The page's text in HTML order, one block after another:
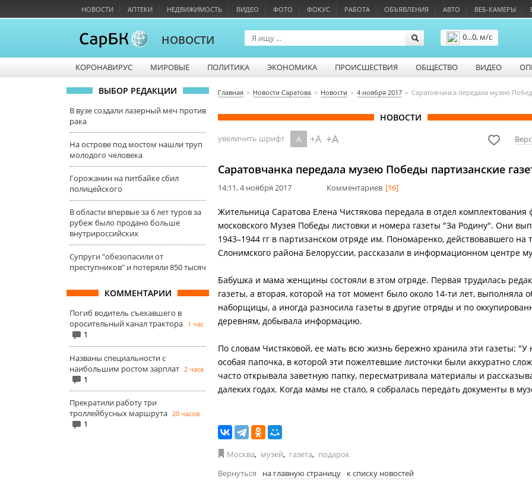
НОВОСТИ АПТЕКИ НЕДВИЖИМОСТЬ ВИДЕО ФОТО ФОКУС РАБОТА ОБЪЯВЛЕНИЯ АВТО ВЕБ-КАМЕРЫ
НОВОСТИ
0...0, м/с
КОРОНАВИРУС МИРОВЫЕ ПОЛИТИКА ЭКОНОМИКА ПРОИСШЕСТВИЯ ОБЩЕСТВО ВИДЕО
ВЫБОР РЕДАКЦИИ
В вузе создали лазерный меч против
рака
На острове под мостом нашли труп
молодого человека
Горожанин на питбайке сбил
полицейского
В области впервые за 6 лет туров за
рубеж было продано больше
внутрироссийских
Супруги "обезопасили от
преступников" и потеряли 850 тысяч
КОММЕНТАРИИ
Погиб водитель съехавшего в
оросительный канал трактора 1 час
1
Названы специальности с
наибольшим ростом зарплат 2 часа
1
Прекратили работу три
троллейбусных маршрута 20 часов
1
Главная Новости Саратова Новости 4 ноября 2017 Саратовчанка передала музею
НОВОСТИ
увеличить шрифт A +A +A
Саратовчанка передала музею Победы партизанские
14:11, 4 ноября 2017 Комментариев [16]
Жительница Саратова Елена Чистякова передала в отдел комплектования
московского Музея Победы листовки и номера газеты "За Родину". Они
1943–1944 гг в партизанском отряде им. Пономаренко, действовавшего на
Слонимского района Белоруссии, рассказали в информационном центре
Бабушка и мама женщины состояли в этом отряде. Первая трудилась
газеты, а вторая, которой на тот момент было около 14-ти лет, выполняла
наборщицы, а иногда разносила газеты в другие отряды и по
деревням, добывала информацию.
По словам Чистяковой, ее мать всю жизнь бережно хранила эти газеты: "У
особая папочка, в которой эти пожелтевшие листочки были аккуратно
часто открывала заветную папку, пересматривала материалы и
далеких годах. Когда мамы не стало, я собралась передать документы в
Москва, музей, газета, подарок
Вернуться
на главную страницу к списку новостей